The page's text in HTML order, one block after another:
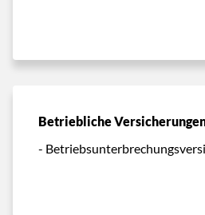
Betriebliche
-